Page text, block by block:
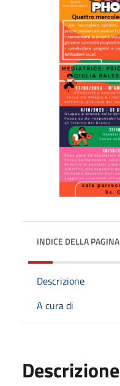
INDICE DELLA PAGINA
Descrizione
A cura di
Descrizione